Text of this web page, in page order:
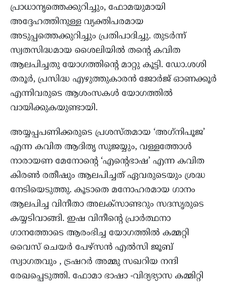
പ്രാധാനൃത്തെക്കുറിച്ചും, ഫോമയുമായി
അദ്ദേഹത്തിനുള്ള വ്യക്തിപരമായ
അടുപ്പത്തെക്കുറിച്ചും പ്രതിപാദിച്ചു. തുടര്‍ന്ന്
സ്വതസിദ്ധമായ ശൈലിയില്‍ തന്റെ കവിത
ആലപിച്ചതു യോഗത്തിന്റെ മാറ്റു കൂട്ടി. ഡോ.ശശി
തരൂര്‍, പ്രസിദ്ധ എഴുത്തുകാരന്‍ ജോര്‍ജ് ഓണക്കൂര്‍
എന്നിവരുടെ ആശംസകള്‍ യോഗത്തില്‍
വായിക്കുകയുണ്ടായി.
അയ്യപ്പപണിക്കരുടെ പ്രശസ്തമായ ‘അഗ്‌നിപൂജ’
എന്ന കവിത ആദിതൃ സുജയ്യും, വള്ളത്തോള്‍
നാരായണ മേനോന്റെ ‘എന്റെഭാഷ’ എന്ന കവിത
കിരണ്‍ രതീഷും ആലപിച്ചത് ഏവരുടെയും ശ്രദ്ധ
നേടിയെടുത്തു. കൂടാതെ മനോഹരമായ ഗാനം
ആലപിച്ച വിനീതാ അലക്‌സാണ്ടറും സദസൃരുടെ
കയ്യടിവാങ്ങി. ഇഷ വിനീന്റെ പ്രാര്‍ത്ഥനാ
ഗാനത്തോടെ ആരംഭിച്ച യോഗത്തില്‍ കമ്മറ്റി
വൈസ് ചെയര്‍ പേഴ്‌സന്‍ എല്‍സി ജൂബ്
സ്വാഗതവും , ട്രഷറര്‍ അമ്മു സഖറിയ നന്ദി
രേഖപ്പെടുത്തി. ഫോമാ ഭാഷാ -വിദ്യഭ്യാസ കമ്മിറ്റി